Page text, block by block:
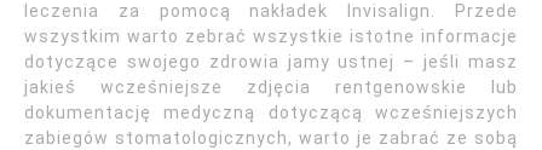
leczenia za pomocą nakładek Invisalign. Przede
wszystkim warto zebrać wszystkie istotne informacje
dotyczące swojego zdrowia jamy ustnej – jeśli masz
jakieś wcześniejsze zdjęcia rentgenowskie lub
dokumentację medyczną dotyczącą wcześniejszych
zabiegów stomatologicznych, warto je zabrać ze sobą